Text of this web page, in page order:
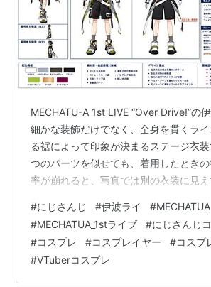
MECHATU-A 1st LIVE “Over Drive!”の
細かな装飾だけでなく、全身を貫くラ
る裾によって印象が決まるステージ衣
つのパーツを似せても、着用したとき
率が崩れると、写真では別の衣装に見
プレとして制作・着用する際に意識した
撮影時の見え方から整理します。 伊波
ー性と衣装の方向性 伊波ライは、にじ
チャルライバー。DyticaとMECHATU-A
て活動し、ヒーローを支えるメカニッ…
#にじさんじ #伊波ライ #MECHATUA
#MECHATUA_1stライブ #にじさんじ
#コスプレ #コスプレイヤー #コスプ
#VTuberコスプレ